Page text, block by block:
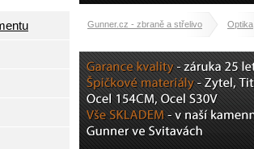
Gunner.cz - zbraně a střelivo Optika